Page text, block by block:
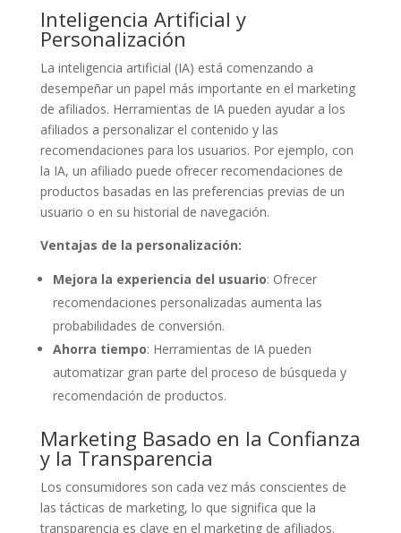
Inteligencia Artificial y
Personalización
La inteligencia artificial (IA) está comenzando a
desempeñar un papel más importante en el marketing
de afiliados. Herramientas de IA pueden ayudar a los
afiliados a personalizar el contenido y las
recomendaciones para los usuarios. Por ejemplo, con
la IA, un afiliado puede ofrecer recomendaciones de
productos basadas en las preferencias previas de un
usuario o en su historial de navegación.
Ventajas de la personalización:
Mejora la experiencia del usuario: Ofrecer
recomendaciones personalizadas aumenta las
probabilidades de conversión.
Ahorra tiempo: Herramientas de IA pueden
automatizar gran parte del proceso de búsqueda y
recomendación de productos.
Marketing Basado en la Confianza
y la Transparencia
Los consumidores son cada vez más conscientes de
las tácticas de marketing, lo que significa que la
transparencia es clave en el marketing de afiliados.